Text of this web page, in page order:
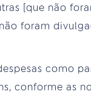
[que não
foram
como
conforme as